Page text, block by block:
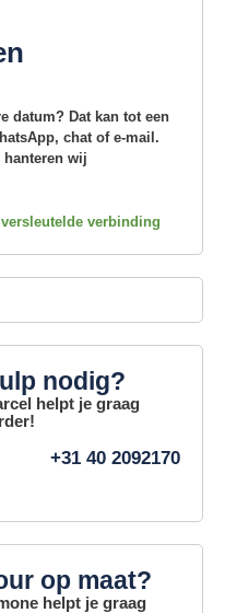
datum? Dat kan tot een
chat of e-mail.
hanteren wij
verbinding
nodig?
helpt je graag
+31 40 2092170
op maat?
helpt je graag